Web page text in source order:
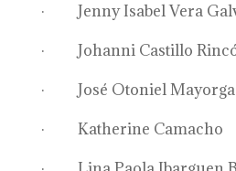
· Jenny Isabel Vera
· Johanni Castillo
· José Otoniel Mayorga
· Katherine Camacho